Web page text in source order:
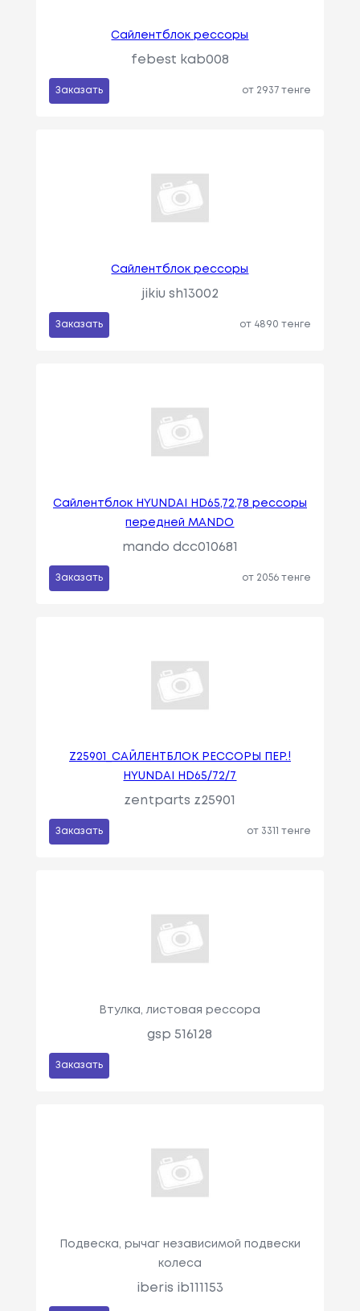
Сайлентблок рессоры
febest kab008
Заказать от 2937 тенге
Сайлентблок рессоры
jikiu sh13002
Заказать от 4890 тенге
Сайлентблок HYUNDAI HD65,72,78 рессоры
передней MANDO
mando dcc010681
Заказать от 2056 тенге
Z25901_САЙЛЕНТБЛОК РЕССОРЫ ПЕР.!
HYUNDAI HD65/72/7
zentparts z25901
Заказать от 3311 тенге
Втулка, листовая рессора
gsp 516128
Заказать
Подвеска, рычаг независимой подвески
колеса
iberis ib111153